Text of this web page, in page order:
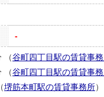
-
（谷町四丁目駅の賃貸事
（谷町四丁目駅の賃貸事
堺筋本町駅の賃貸事務所）